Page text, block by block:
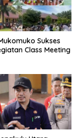
Sukses
Class Meeting